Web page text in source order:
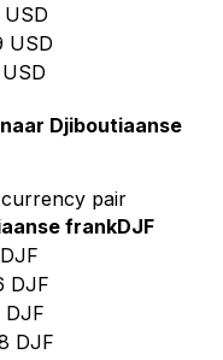
USD
USD
USD
Djiboutiaanse
pair
frankDJF
DJF
DJF
DJF
DJF